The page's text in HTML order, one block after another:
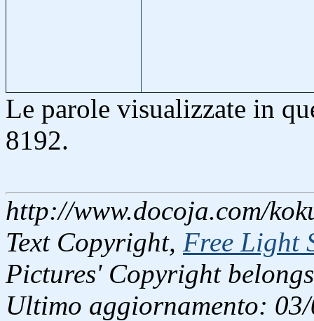
Le parole visualizzate in
8192.
http://www.docoja.com/
Text Copyright, Free Light
Pictures' Copyright
Ultimo aggiornamento: